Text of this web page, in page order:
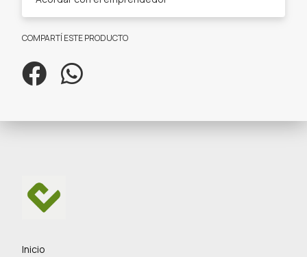
COMPARTÍ ESTE PRODUCTO
Inicio